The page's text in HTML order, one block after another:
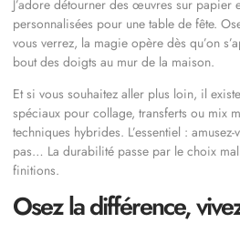
J’adore détourner des œuvres sur papier
personnalisées pour une table de fête.
vous verrez, la magie opère dès qu’on
bout des doigts au mur de la maison.
Et si vous souhaitez aller plus loin, il
spéciaux pour collage, transferts ou mix
techniques hybrides. L’essentiel :
pas… La durabilité passe par le choix
finitions.
Osez la différence,